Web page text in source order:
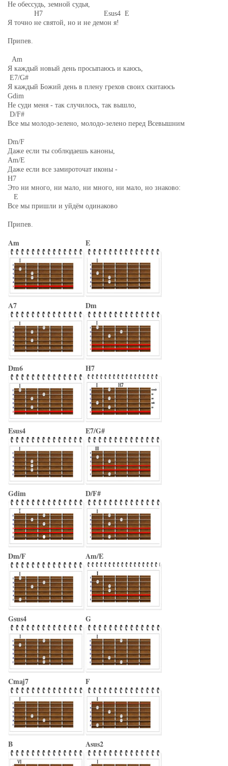
Не обессудь, земной судья,
H7 Esus4 E
Я точно не святой, но и не демон я!
Припев.
Am
Я каждый новый день просыпаюсь и каюсь,
E7/G#
Я каждый Божий день в плену грехов своих скитаюсь
Gdim
Не суди меня - так случилось, так вышло,
D/F#
Все мы молодо-зелено, молодо-зелено перед Всевышним
Dm/F
Даже если ты соблюдаешь каноны,
Am/E
Даже если все замироточат иконы -
H7
Это ни много, ни мало, ни много, ни мало, но знаково:
E
Все мы пришли и уйдём одинаково
Припев.
Am E
A7 Dm
Dm6 H7
Esus4 E7/G#
Gdim D/F#
Dm/F Am/E
Gsus4 G
Cmaj7 F
B Asus2